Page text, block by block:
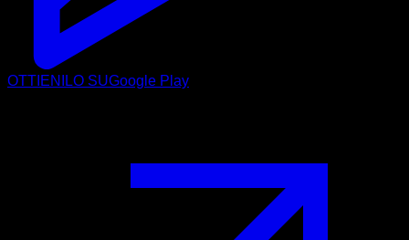
OTTIENILO SUGoogle Play